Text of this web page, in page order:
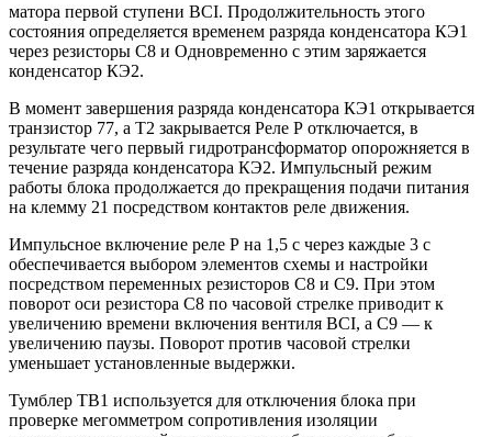
матора первой ступени ВСІ. Продолжительность этого
состояния определяется временем разряда конденсатора КЭ1
через резисторы С8 и Одновременно с этим заряжается
конденсатор КЭ2.
В момент завершения разряда конденсатора КЭ1 открывается
транзистор 77, а Т2 закрывается Реле Р отключается, в
результате чего первый гидротрансформатор опорожняется в
течение разряда конденсатора КЭ2. Импульсный режим
работы блока продолжается до прекращения подачи питания
на клемму 21 посредством контактов реле движения.
Импульсное включение реле Р на 1,5 с через каждые 3 с
обеспечивается выбором элементов схемы и настройки
посредством переменных резисторов С8 и С9. При этом
поворот оси резистора С8 по часовой стрелке приводит к
увеличению времени включения вентиля ВСІ, а С9 — к
увеличению паузы. Поворот против часовой стрелки
уменьшает установленные выдержки.
Тумблер ТВ1 используется для отключения блока при
проверке мегомметром сопротивления изоляции